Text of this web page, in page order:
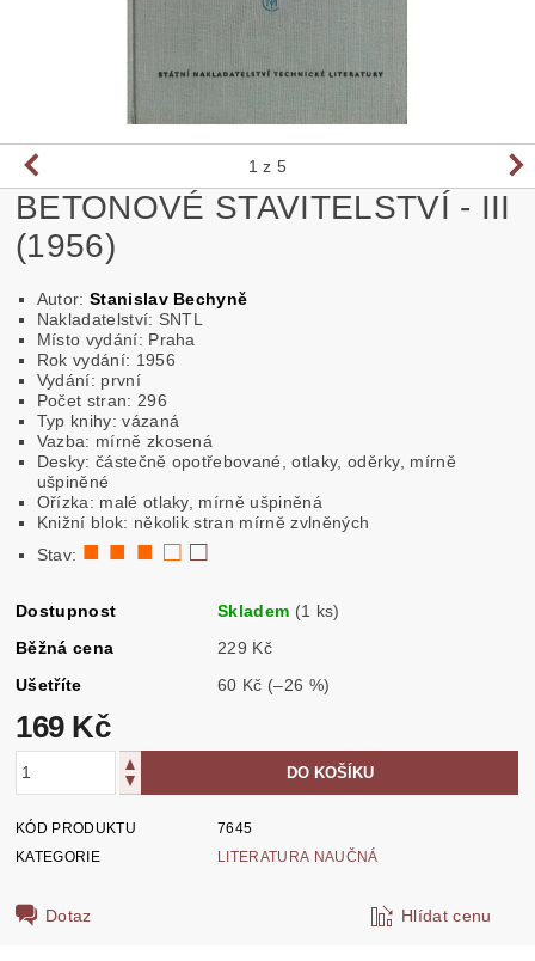
1 z 5
BETONOVÉ STAVITELSTVÍ - III
(1956)
Autor: Stanislav Bechyně
Nakladatelství: SNTL
Místo vydání: Praha
Rok vydání: 1956
Vydání: první
Počet stran: 296
Typ knihy: vázaná
Vazba: mírně zkosená
Desky: částečně opotřebované, otlaky, oděrky, mírně
ušpiněné
Ořízka: malé otlaky, mírně ušpiněná
Knižní blok: několik stran mírně zvlněných
Stav: ■ ■ ■ □ □
Dostupnost Skladem (1 ks)
Běžná cena
229 Kč
Ušetříte
60 Kč (–26 %)
169 Kč
KÓD PRODUKTU
7645
KATEGORIE
LITERATURA NAUČNÁ
Dotaz Hlídat cenu